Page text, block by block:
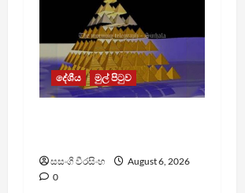
දේශීය මුල් පිටුව
සසංගි වීරසිංහ
August 6, 2026
0